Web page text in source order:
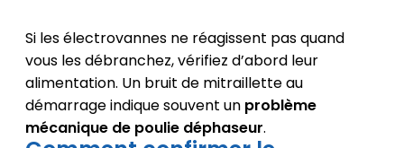
Si les électrovannes ne réagissent pas quand
vous les débranchez, vérifiez d’abord leur
alimentation. Un bruit de mitraillette au
démarrage indique souvent un problème
mécanique de poulie déphaseur.